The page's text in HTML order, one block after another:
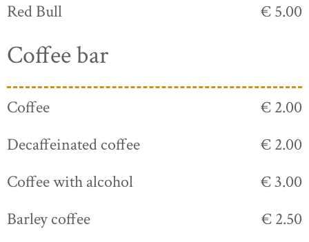
Red Bull
€ 5.00
Coffee bar
Coffee
€ 2.00
Decaffeinated coffee
€ 2.00
Coffee with alcohol
€ 3.00
Barley coffee
€ 2.50